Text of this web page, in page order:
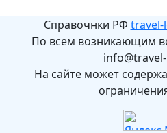
Справочнки РФ travel-
По всем возникающим
На сайте может